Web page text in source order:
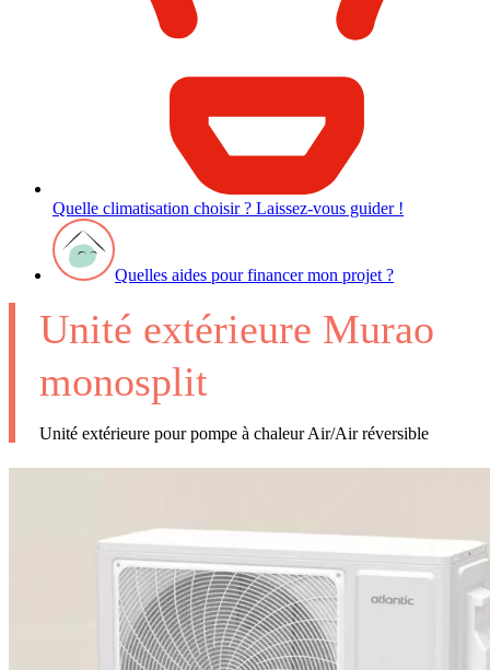
Quelle climatisation choisir ? Laissez-vous guider !
Quelles aides pour financer mon projet ?
Unité extérieure Murao
monosplit
Unité extérieure pour pompe à chaleur Air/Air réversible